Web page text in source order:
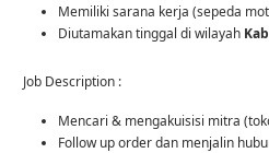
Memiliki sarana kerja (sepeda
Diutamakan tinggal di wilayah
Job Description :
Mencari & mengakuisisi mitra
Follow up order dan menjalin